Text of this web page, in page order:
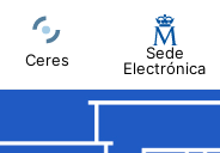
Ceres
Sede
Electrónica